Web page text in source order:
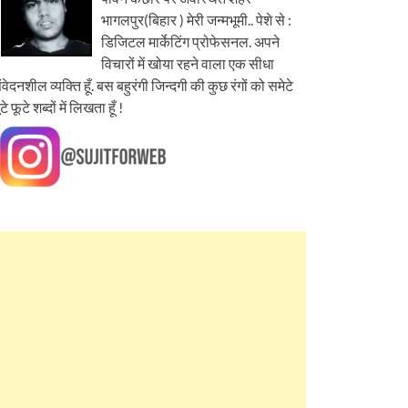
भागलपुर(बिहार ) मेरी जन्मभूमी.. पेशे से :
डिजिटल मार्केटिंग प्रोफेसनल. अपने
विचारों में खोया रहने वाला एक सीधा
व्यक्ति हूँ. बस बहुरंगी जिन्दगी की कुछ रंगों को समेटे
फूटे शब्दों में लिखता हूँ !